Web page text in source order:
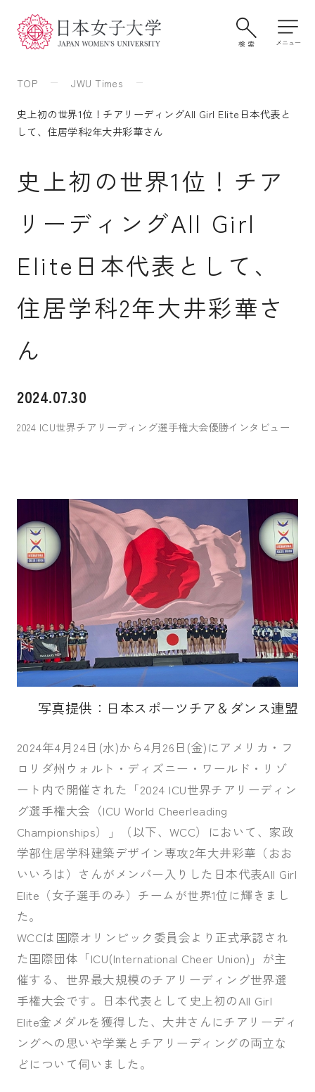
大学案内・学びの特色
学部・大学院
入試案内
キャンパスライフ
研究
通信教育・生涯学習
受験生の皆さま
保護者等の皆さま
在学生の皆さま
卒業生の皆さま
企業の皆さま
学校法人日本女子大学
附属豊明幼稚園
附属豊明小学校
附属中学校
附属高等学校
日本女子大学通信教育課程
附属機関等
TOP JWU Times
史上初の世界1位！チアリーディングAll Girl Elite日本代表と
して、住居学科2年大井彩華さん
史上初の世界1位！チア
リーディングAll Girl
Elite日本代表として、
住居学科2年大井彩華さ
ん
2024.07.30
2024 ICU世界チアリーディング選手権大会優勝インタビュー
写真提供：日本スポーツチア＆ダンス連盟
2024年4月24日(水)から4月26日(金)にアメリカ・フ
ロリダ州ウォルト・ディズニー・ワールド・リゾ
ート内で開催された「2024 ICU世界チアリーディン
グ選手権大会（ICU World Cheerleading
Championships）」（以下、WCC）において、家政
学部住居学科建築デザイン専攻2年大井彩華（おお
いいろは）さんがメンバー入りした日本代表All Girl
Elite（女子選手のみ）チームが世界1位に輝きまし
た。
WCCは国際オリンピック委員会より正式承認され
た国際団体「ICU(International Cheer Union)」が主
催する、世界最大規模のチアリーディング世界選
手権大会です。日本代表として史上初のAll Girl
Elite金メダルを獲得した、大井さんにチアリーディ
ングへの思いや学業とチアリーディングの両立な
どについて伺いました。